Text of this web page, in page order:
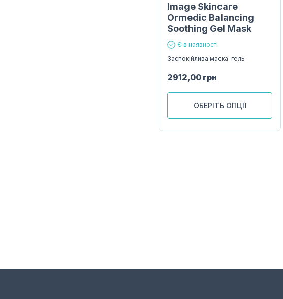
Image Skincare
Ormedic Balancing
Soothing Gel Mask
Є в наявності
Заспокійлива маска-гель
2912,00 грн
ОБЕРІТЬ ОПЦІЇ